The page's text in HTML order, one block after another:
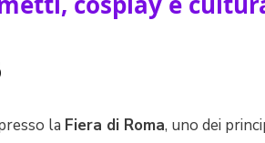
la Fiera di Roma, uno dei